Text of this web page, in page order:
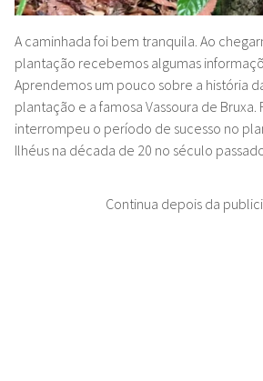
A caminhada foi bem tranquila. Ao
plantação recebemos algumas
Aprendemos um pouco sobre a história
plantação e a famosa Vassoura de Bruxa.
interrompeu o período de sucesso no
Ilhéus na década de 20 no século
Continua depois da